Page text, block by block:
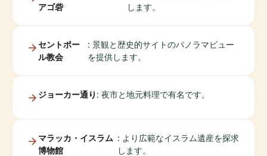
アゴ砦
します。
セントポー
ル教会
: 景観と歴史的サイトのパノラマビュー
を提供します。
ジョーカー通り : 夜市と地元料理で有名です。
マラッカ・イスラム
博物館
: より広範なイスラム遺産を探求
します。